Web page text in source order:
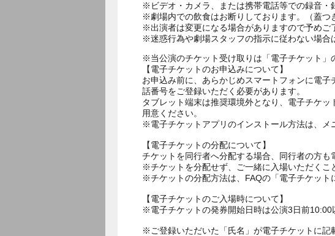
※ビデオ・カメラ、または携帯電話等での録音・
※劇場内での飲食はお断りしております。（蓋つ
※出演者は変更になる場合がありますので予めご
※当公演のチケット受け取りは「電子チケット」
【電子チケットのお申込みについて】
お申込み前に、あらかじめスマートフォンに電
話番号をご登録いただく必要があります。
タブレット端末は推奨環境外となり、電子チケ
用意ください。
※電子チケットアプリのインストール方法は、メ
【電子チケットの分配について】
チケットを同行者へ分配する場合、同行者の方も
※チケットを分配せず、ご一緒に入場いただくこ
※チケットの分配方法は、FAQの「電子チケット
【電子チケットのご入場時について】
※電子チケットの発券開始日時は公演3日前10:00
※ご登録いただいた「氏名」が電子チケットに記